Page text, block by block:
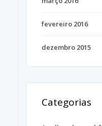
fevereiro 2016
dezembro 2015
Categorias